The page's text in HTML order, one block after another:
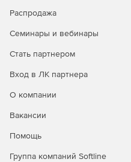
Распродажа
Семинары и вебинары
Стать партнером
Вход в ЛК партнера
О компании
Вакансии
Помощь
Группа компаний Softline